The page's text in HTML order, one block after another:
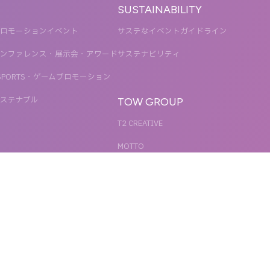
モーションイベント
ファレンス・展示会・アワード
・ゲームプロモーション
テナブル
SUSTAINABILITY
サステなイベントガイドライン
サステナビリティ
TOW GROUP
T2 CREATIVE
MOTTO